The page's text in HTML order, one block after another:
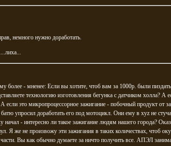
немного нужно доработать.
более - мненее: Если вы хотите, чтоб вам за 1000р. были
технологию изготовления бегунка с датчиком холла? А
если это микропроцессорное зажигание - побочный продукт от
упросил доработать его под мотоцикл. Они ему в xyz не
- интересно ли такое зажигание людям нашего города?
Я же не произвожу эти зажигания в таких количествах, чтоб
части. Вы как обычно думаете за ничто получить все. АПЭЛ